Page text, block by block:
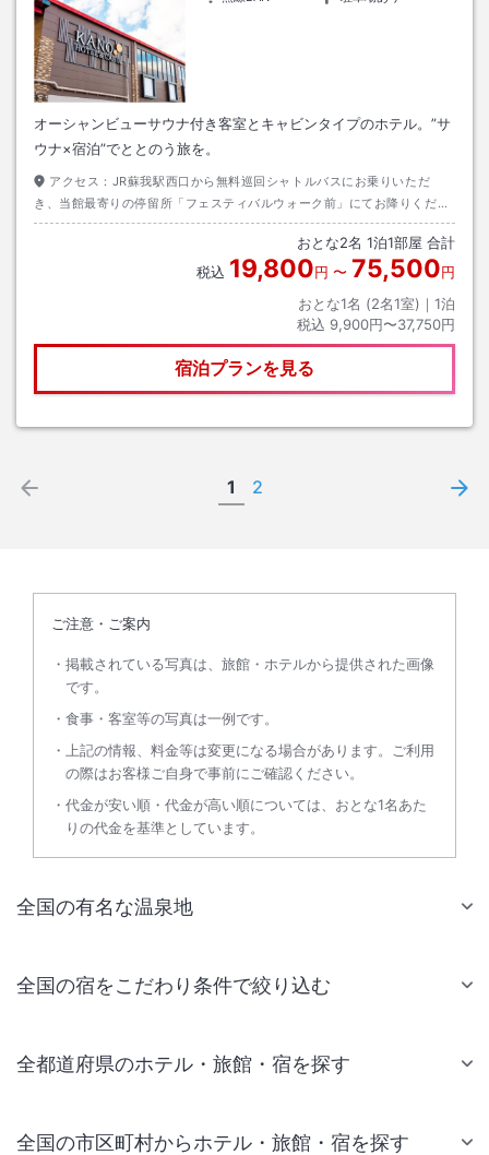
オーシャンビューサウナ付き客室とキャビンタイプのホテル。”サ
ウナ×宿泊”でととのう旅を。
アクセス： JR蘇我駅西口から無料巡回シャトルバスにお乗りいただ
き、当館最寄りの停留所「フェスティバルウォーク前」にてお降りくださ
い。お時間は約15分ほどです。
おとな2名 1泊1部屋 合計
税込 19,800円 〜 75,500円
おとな1名 (2名1室)｜ 1泊
税込 9,900円〜37,750円
宿泊プランを見る
1 2
ご注意・ご案内
掲載されている写真は、旅館・ホテルから提供された画像
です。
食事・客室等の写真は一例です。
上記の情報、料金等は変更になる場合があります。ご利用
の際はお客様ご自身で事前にご確認ください。
代金が安い順・代金が高い順については、おとな1名あた
りの代金を基準としています。
全国の有名な温泉地
全国の宿をこだわり条件で絞り込む
全都道府県のホテル・旅館・宿を探す
全国の市区町村からホテル・旅館・宿を探す